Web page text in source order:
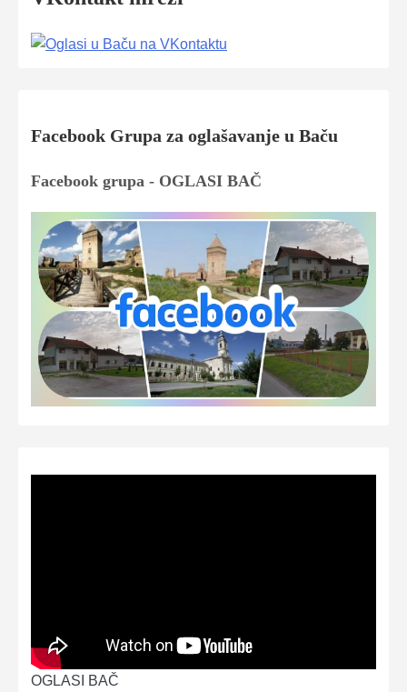
Facebook Grupa za oglašavanje u Baču
Facebook grupa - OGLASI BAČ
OGLASI BAČ